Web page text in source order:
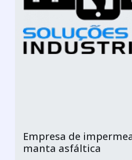
Empresa de
manta asfáltica